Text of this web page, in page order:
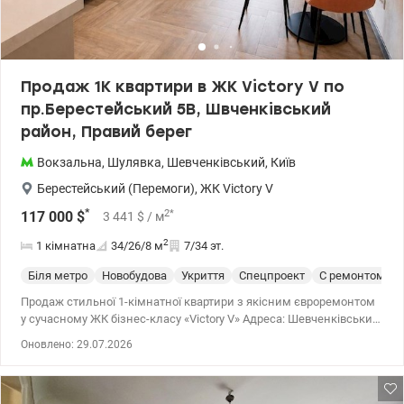
Продаж 1К квартири в ЖК Victоry V по
пр.Берестейський 5В, Швченківський
район, Правий берег
Вокзальна, Шулявка, Шевченківський, Київ
Берестейський (Перемоги), ЖК Victory V
117 000 $* 3 441 $ / м2*
1 кімнатна 34/26/8 м2 7/34 эт.
Біля метро Новобудова Укриття Спецпроект
С ремонтом
Продаж стильної 1-кімнатної квартири з якісним євроремонтом
у сучасному ЖК бізнес-класу «Victоry V» Адреса: Шевченківський
готова для затишного життя або під високоліквідний арендний
орендарів). Розташування на 7-му поверсі . Головні переваги
Оновлено: 29.07.2026